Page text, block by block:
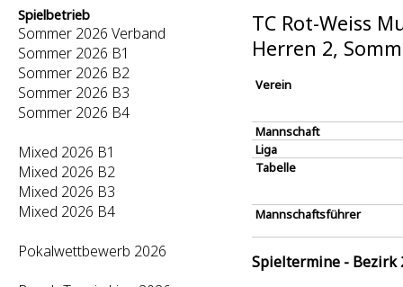
Spielbetrieb
Sommer 2026 Verband
Sommer 2026 B1
Sommer 2026 B2
Sommer 2026 B3
Sommer 2026 B4
Mixed 2026 B1
Mixed 2026 B2
Mixed 2026 B3
Mixed 2026 B4
Pokalwettbewerb 2026
TC Rot-Weiss
Herren 2,
Verein
Mannschaft
Liga
Tabelle
Mannschaftsführer
Spieltermine - Bezirk